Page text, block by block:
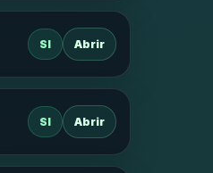
SI Abrir
SI Abrir